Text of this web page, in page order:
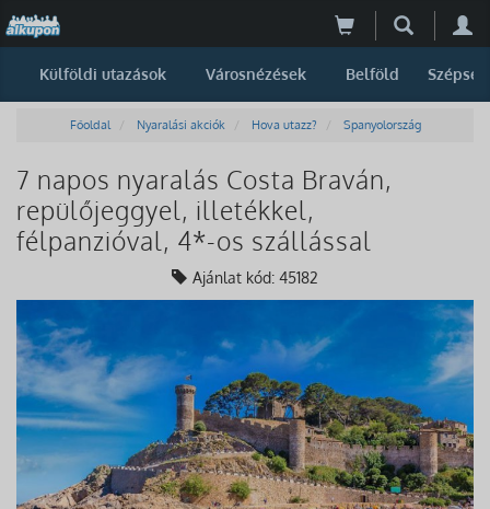
Külföldi utazások Városnézések Belföld Szépség
Főoldal Nyaralási akciók Hova utazz? Spanyolország
7 napos nyaralás Costa Braván,
repülőjeggyel, illetékkel,
félpanzióval, 4*-os szállással
Ajánlat kód: 45182